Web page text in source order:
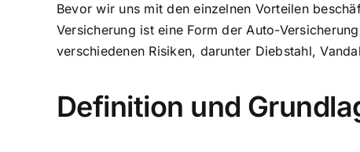
Bevor wir uns mit den einzelnen Vorteilen
Versicherung ist eine Form der Auto-
verschiedenen Risiken, darunter Diebstahl,
Definition und